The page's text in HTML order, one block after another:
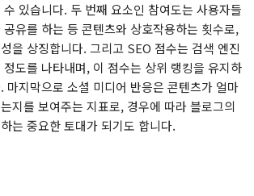
있습니다. 두 번째 요소인 참여도는 사용자들
유를 하는 등 콘텐츠와 상호작용하는 횟수로,
을 상징합니다. 그리고 SEO 점수는 검색 엔진
도를 나타내며, 이 점수는 상위 랭킹을 유지하
마지막으로 소셜 미디어 반응은 콘텐츠가 얼마
지를 보여주는 지표로, 경우에 따라 블로그의
는 중요한 토대가 되기도 합니다.